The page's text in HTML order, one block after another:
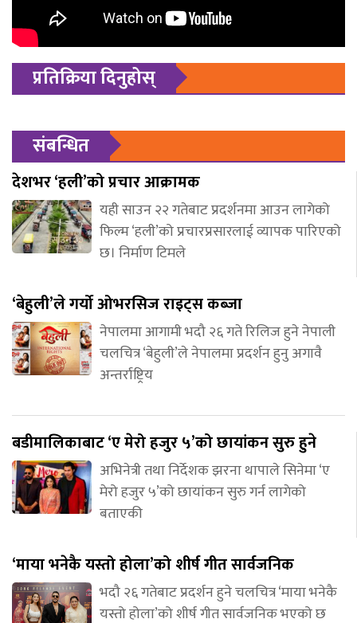
प्रतिक्रिया दिनुहोस्
संबन्धित
देशभर ‘हली’को प्रचार आक्रामक
यही साउन २२ गतेबाट प्रदर्शनमा आउन लागेको
फिल्म ‘हली’को प्रचारप्रसारलाई व्यापक पारिएको
छ। निर्माण टिमले
‘बेहुली’ले गर्यो ओभरसिज राइट्स कब्जा
नेपालमा आगामी भदौ २६ गते रिलिज हुने नेपाली
चलचित्र ‘बेहुली’ले नेपालमा प्रदर्शन हुनु अगावै
अन्तर्राष्ट्रिय
बडीमालिकाबाट ‘ए मेरो हजुर ५’को छायांकन सुरु हुने
अभिनेत्री तथा निर्देशक झरना थापाले सिनेमा ‘ए
मेरो हजुर ५’को छायांकन सुरु गर्न लागेको
बताएकी
‘माया भनेकै यस्तो होला’को शीर्ष गीत सार्वजनिक
भदौ २६ गतेबाट प्रदर्शन हुने चलचित्र ‘माया भनेकै
यस्तो होला’को शीर्ष गीत सार्वजनिक भएको छ